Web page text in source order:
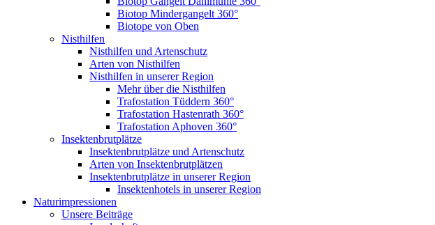
Biotop Mindergangelt 360°
Biotope von Oben
Nisthilfen
Nisthilfen und Artenschutz
Arten von Nisthilfen
Nisthilfen in unserer Region
Mehr über die Nisthilfen
Trafostation Tüddern 360°
Trafostation Hastenrath 360°
Trafostation Aphoven 360°
Insektenbrutplätze
Insektenbrutplätze und Artenschutz
Arten von Insektenbrutplätzen
Insektenbrutplätze in unserer Region
Insektenhotels in unserer Region
Naturimpressionen
Unsere Beiträge